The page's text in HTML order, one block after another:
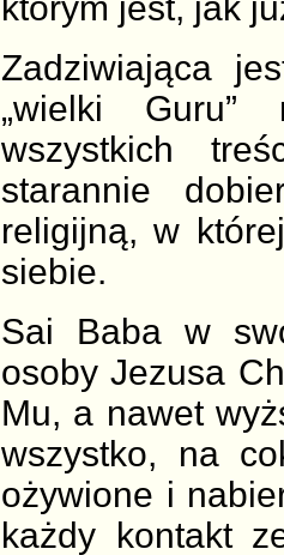
którym jest, jak
Zadziwiająca
„wielki Guru”
wszystkich
starannie
religijną, w
siebie.
Sai Baba w
osoby Jezusa
Mu, a nawet
wszystko, na
ożywione i
każdy kontakt